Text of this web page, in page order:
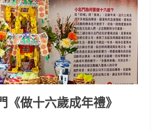
做十六歲成年禮》